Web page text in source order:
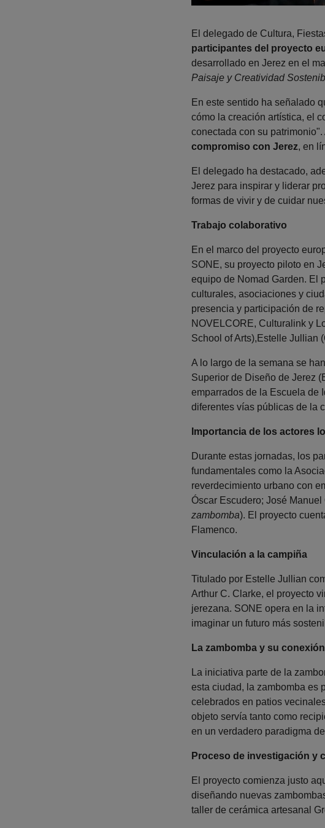
El delegado de Cultura,
participantes del proyecto
desarrollado en Jerez en el
Paisaje y Creatividad
En este sentido ha señalado
cómo la creación artística, el
conectada con su
compromiso con Jerez, en
El delegado ha destacado,
Jerez para inspirar y liderar
formas de vivir y de cuidar
Trabajo colaborativo
En el marco del proyecto
SONE, su proyecto piloto en
equipo de Nomad Garden. El
culturales, asociaciones y
presencia y participación de
NOVELCORE, Culturalink y
School of Arts),Estelle Jullian
A lo largo de la semana se
Superior de Diseño de Jerez
emparrados de la Escuela de
diferentes vías públicas de la
Importancia de los actores
Durante estas jornadas, los
fundamentales como la
reverdecimiento urbano con
Óscar Escudero; José
zambomba). El proyecto
Flamenco.
Vinculación a la campiña
Titulado por Estelle Jullian
Arthur C. Clarke, el proyecto
jerezana. SONE opera en la
imaginar un futuro más
La zambomba y su
La iniciativa parte de la
esta ciudad, la zambomba es
celebrados en patios
objeto servía tanto como
en un verdadero paradigma
Proceso de investigación y
El proyecto comienza justo
diseñando nuevas
taller de cerámica artesanal